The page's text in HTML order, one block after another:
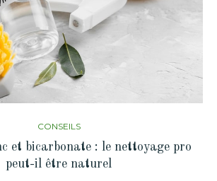
CONSEILS
et bicarbonate : le nettoyage pro
peut-il être naturel